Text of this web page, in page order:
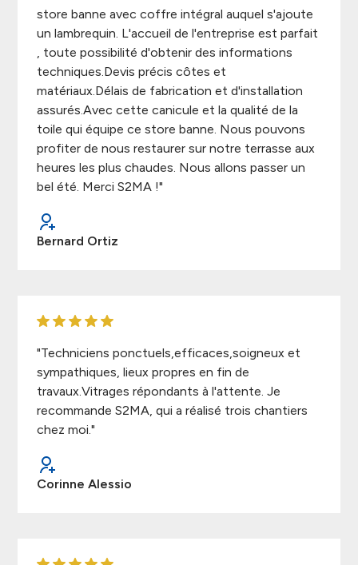
store banne avec coffre intégral auquel s'ajoute
un lambrequin. L'accueil de l'entreprise est parfait
, toute possibilité d'obtenir des informations
techniques.Devis précis côtes et
matériaux.Délais de fabrication et d'installation
assurés.Avec cette canicule et la qualité de la
toile qui équipe ce store banne. Nous pouvons
profiter de nous restaurer sur notre terrasse aux
heures les plus chaudes. Nous allons passer un
bel été. Merci S2MA !"
Bernard Ortiz
"Techniciens ponctuels,efficaces,soigneux et
sympathiques, lieux propres en fin de
travaux.Vitrages répondants à l'attente. Je
recommande S2MA, qui a réalisé trois chantiers
chez moi."
Corinne Alessio